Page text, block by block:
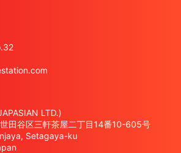
LTD.)
田谷区三軒茶屋二丁目14番10-605号
Setagaya-ku